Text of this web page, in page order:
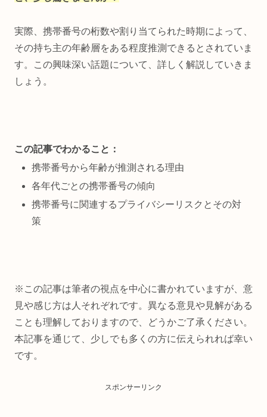
実際、携帯番号の桁数や割り当てられた時期によって、
その持ち主の年齢層をある程度推測できるとされていま
す。この興味深い話題について、詳しく解説していきま
しょう。
この記事でわかること：
携帯番号から年齢が推測される理由
各年代ごとの携帯番号の傾向
携帯番号に関連するプライバシーリスクとその対
策
※この記事は筆者の視点を中心に書かれていますが、意
見や感じ方は人それぞれです。異なる意見や見解がある
ことも理解しておりますので、どうかご了承ください。
本記事を通じて、少しでも多くの方に伝えられれば幸い
です。
スポンサーリンク